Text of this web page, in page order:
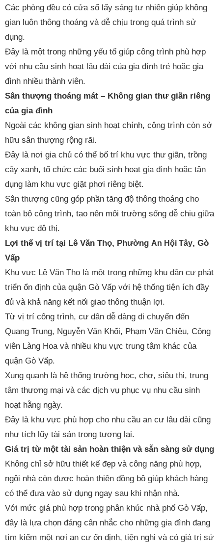
Các phòng đều có cửa sổ lấy sáng tự nhiên giúp không
gian luôn thông thoáng và dễ chịu trong quá trình sử
dụng.
Đây là một trong những yếu tố giúp công trình phù hợp
với nhu cầu sinh hoạt lâu dài của gia đình trẻ hoặc gia
đình nhiều thành viên.
Sân thượng thoáng mát – Không gian thư giãn riêng
của gia đình
Ngoài các không gian sinh hoạt chính, công trình còn sở
hữu sân thượng rộng rãi.
Đây là nơi gia chủ có thể bố trí khu vực thư giãn, trồng
cây xanh, tổ chức các buổi sinh hoạt gia đình hoặc tận
dụng làm khu vực giặt phơi riêng biệt.
Sân thượng cũng góp phần tăng độ thông thoáng cho
toàn bộ công trình, tạo nên môi trường sống dễ chịu giữa
khu vực đô thị.
Lợi thế vị trí tại Lê Văn Thọ, Phường An Hội Tây, Gò
Vấp
Khu vực Lê Văn Thọ là một trong những khu dân cư phát
triển ổn định của quận Gò Vấp với hệ thống tiện ích đầy
đủ và khả năng kết nối giao thông thuận lợi.
Từ vị trí công trình, cư dân dễ dàng di chuyển đến
Quang Trung, Nguyễn Văn Khối, Phạm Văn Chiêu, Công
viên Làng Hoa và nhiều khu vực trung tâm khác của
quận Gò Vấp.
Xung quanh là hệ thống trường học, chợ, siêu thị, trung
tâm thương mại và các dịch vụ phục vụ nhu cầu sinh
hoạt hằng ngày.
Đây là khu vực phù hợp cho nhu cầu an cư lâu dài cũng
như tích lũy tài sản trong tương lai.
Giá trị từ một tài sản hoàn thiện và sẵn sàng sử dụng
Không chỉ sở hữu thiết kế đẹp và công năng phù hợp,
ngôi nhà còn được hoàn thiện đồng bộ giúp khách hàng
có thể đưa vào sử dụng ngay sau khi nhận nhà.
Với mức giá phù hợp trong phân khúc nhà phố Gò Vấp,
đây là lựa chọn đáng cân nhắc cho những gia đình đang
tìm kiếm một nơi an cư ổn định, tiện nghi và có giá trị sử